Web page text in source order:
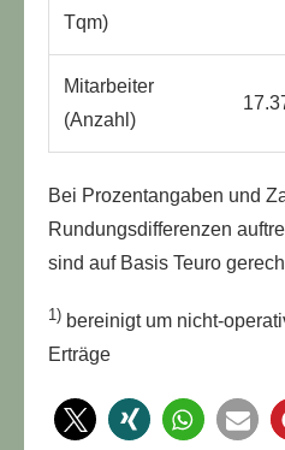
Tqm)
Mitarbeiter
(Anzahl)
Bei Prozentangaben und
Rundungsdifferenzen
sind auf Basis Teuro
1) bereinigt um nicht-
Erträge